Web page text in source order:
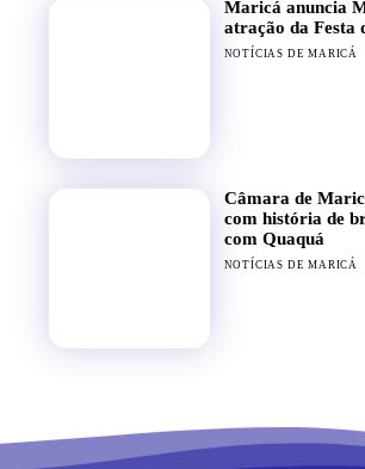
Maricá anuncia
atração da Festa
NOTÍCIAS DE MARICÁ
Câmara de
com história de
com Quaquá
NOTÍCIAS DE MARICÁ